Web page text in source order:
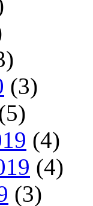
(3)
(4)
(4)
(3)